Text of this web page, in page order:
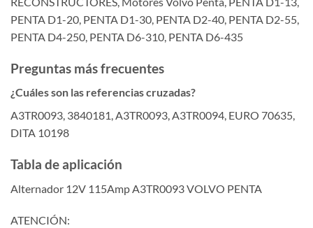
PENTA D1-20, PENTA D1-30, PENTA D2-40, PENTA D2-55,
PENTA D4-250, PENTA D6-310, PENTA D6-435
Preguntas más frecuentes
¿Cuáles son las referencias cruzadas?
A3TR0093, 3840181, A3TR0093, A3TR0094, EURO 70635,
DITA 10198
Tabla de aplicación
Alternador 12V 115Amp A3TR0093 VOLVO PENTA
ATENCIÓN: